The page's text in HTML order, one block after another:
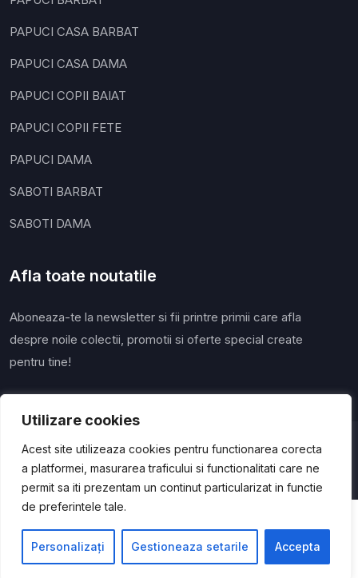
Utilizare cookies
Acest site utilizeaza cookies pentru functionarea corecta
a platformei, masurarea traficului si functionalitati care ne
permit sa iti prezentam un continut particularizat in functie
de preferintele tale.
Personalizați Gestioneaza setarile Accepta
PAPUCI CASA BARBAT
PAPUCI CASA DAMA
PAPUCI COPII BAIAT
PAPUCI COPII FETE
PAPUCI DAMA
SABOTI BARBAT
SABOTI DAMA
Afla toate noutatile
Aboneaza-te la newsletter si fii printre primii care afla
despre noile colectii, promotii si oferte special create
pentru tine!
© 2025 Papuci Angro | Website realizat de cătreAryaz